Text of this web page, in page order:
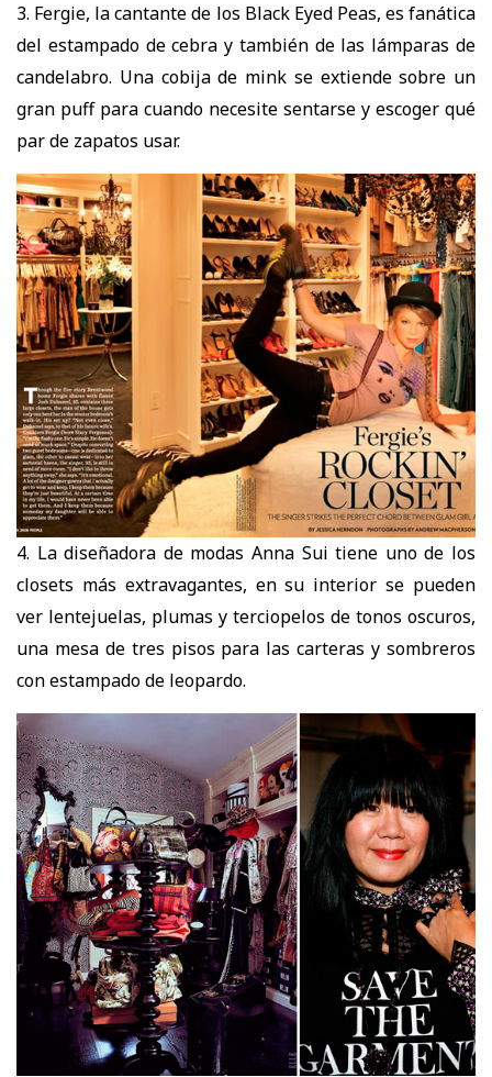
3. Fergie, la cantante de los Black Eyed Peas, es fanática
del estampado de cebra y también de las lámparas de
candelabro. Una cobija de mink se extiende sobre un
gran puff para cuando necesite sentarse y escoger qué
par de zapatos usar.
4. La diseñadora de modas Anna Sui tiene uno de los
closets más extravagantes, en su interior se pueden
ver lentejuelas, plumas y terciopelos de tonos oscuros,
una mesa de tres pisos para las carteras y sombreros
con estampado de leopardo.